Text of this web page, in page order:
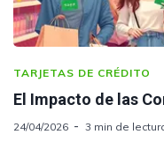
TARJETAS DE CRÉDITO
El Impacto de las
24/04/2026 3 min de